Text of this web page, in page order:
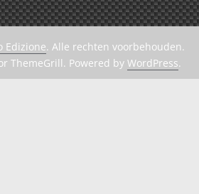
Edizione. Alle rechten voorbehouden.
ThemeGrill. Powered by WordPress.